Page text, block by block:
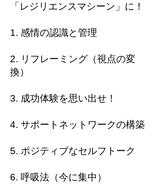
「レジリエンスマシーン」に！
1. 感情の認識と管理
2. リフレーミング（視点の変
換）
3. 成功体験を思い出せ！
4. サポートネットワークの構築
5. ポジティブなセルフトーク
6. 呼吸法（今に集中）